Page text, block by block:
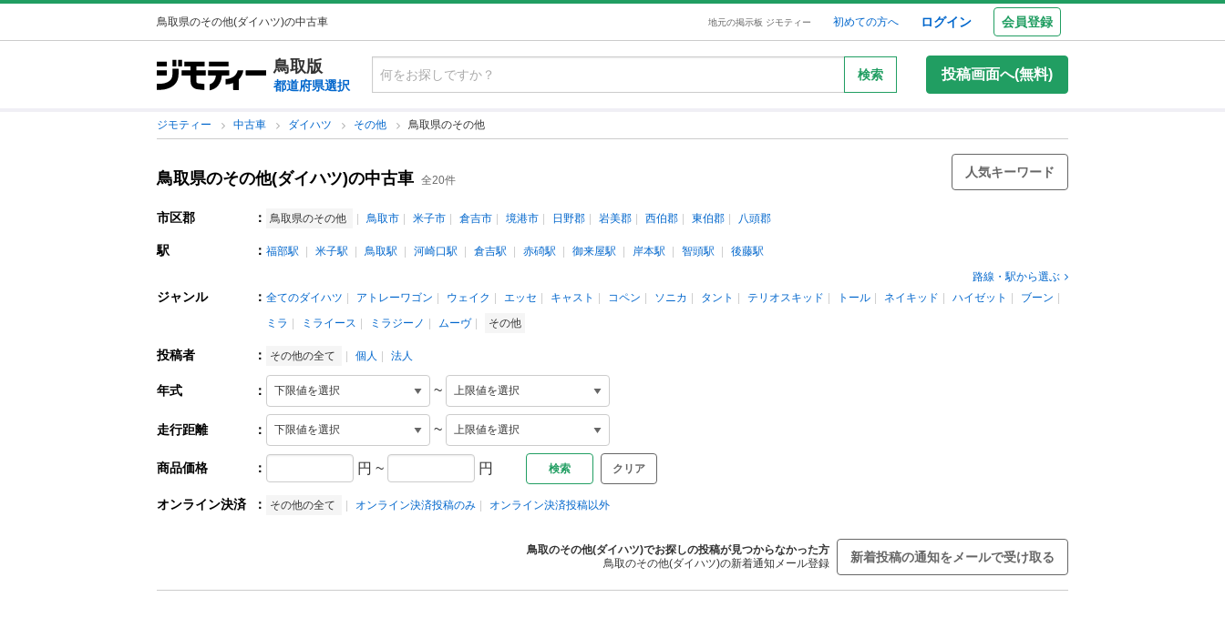
鳥取県のその他(ダイハツ)の中古車 地元の掲示板 ジモティー 初めての方へ ログイン 会員登録
鳥取版
都道府県選択
検索 投稿画面へ(無料)
ジモティー 中古車 ダイハツ その他 鳥取県のその他
鳥取県のその他(ダイハツ)の中古車 全20件
人気キーワード
市区郡 ： 鳥取県のその他 鳥取市 米子市 倉吉市 境港市 日野郡 岩美郡 西伯郡 東伯郡 八頭郡
駅 ： 福部駅 米子駅 鳥取駅 河崎口駅 倉吉駅 赤碕駅 御来屋駅 岸本駅 智頭駅
後藤駅
路線・駅から選ぶ
ジャンル ： 全てのダイハツ アトレーワゴン ウェイク エッセ キャスト コペン ソニカ タント テリオスキッド トール ネイキッド ハイゼット
ブーン
ミラ
ミライース ミラジーノ ムーヴ その他
投稿者 ： その他の全て 個人 法人
年式 ： ~
走行距離 ： ~
商品価格 ： 円 ~ 円 クリア
オンライン決済 ： その他の全て オンライン決済投稿のみ オンライン決済投稿以外
鳥取のその他(ダイハツ)でお探しの投稿が見つからなかった方
鳥取のその他(ダイハツ)の新着通知メール登録
新着投稿の通知をメールで受け取る